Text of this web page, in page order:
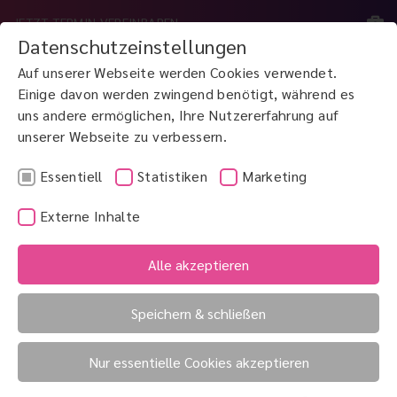
Datenschutzeinstellungen
Auf unserer Webseite werden Cookies verwendet.
Einige davon werden zwingend benötigt, während es
uns andere ermöglichen, Ihre Nutzererfahrung auf
unserer Webseite zu verbessern.
Essentiell Statistiken Marketing
Externe Inhalte
Alle akzeptieren
Speichern & schließen
Nur essentielle Cookies akzeptieren
JETZT TERMIN VEREINBAREN
JETZT ANRUFEN0800 3 100 900
Saisonale allergische
Rhinokonjunktivitis
Schielen
Sammellinse
Sammellinse (Pluslinse)